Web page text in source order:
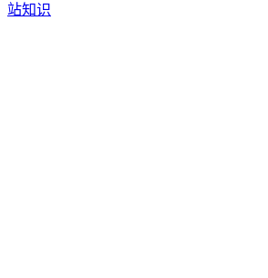
站知识